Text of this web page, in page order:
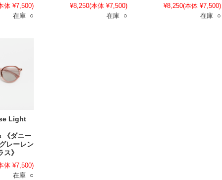
体 ¥7,500)
在庫 ○
¥8,250(本体 ¥7,500)
在庫 ○
¥8,250(本体 ¥7,500)
在庫 ○
Light
ダニー
レーレン
》
体 ¥7,500)
在庫 ○